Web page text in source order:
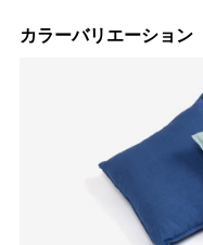
カラーバリエーション